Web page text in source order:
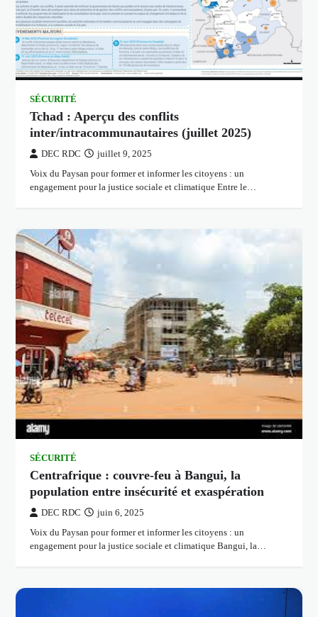
SÉCURITÉ
Tchad : Aperçu des conflits
inter/intracommunautaires (juillet 2025)
DEC RDC juillet 9, 2025
Voix du Paysan pour former et informer les citoyens : un
engagement pour la justice sociale et climatique Entre le…
SÉCURITÉ
Centrafrique : couvre-feu à Bangui, la
population entre insécurité et exaspération
DEC RDC juin 6, 2025
Voix du Paysan pour former et informer les citoyens : un
engagement pour la justice sociale et climatique Bangui, la…